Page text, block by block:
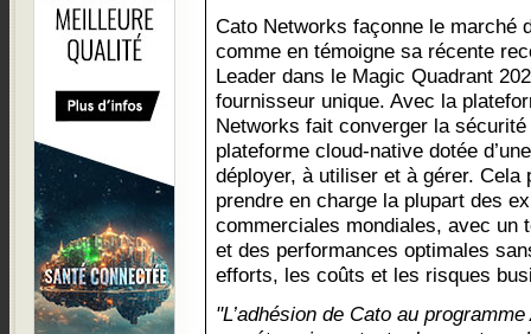
Cato Networks façonne le marché
comme en témoigne sa récente
Leader dans le Magic Quadrant
fournisseur unique. Avec la
Networks fait converger la
plateforme cloud-native dotée
déployer, à utiliser et à gérer. Cela
prendre en charge la plupart des
commerciales mondiales, avec un
et des performances optimales
efforts, les coûts et les risques
"L’adhésion de Cato au